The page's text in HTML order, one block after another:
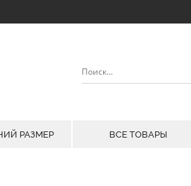
РАЗМЕР ВСЕ ТОВАРЫ